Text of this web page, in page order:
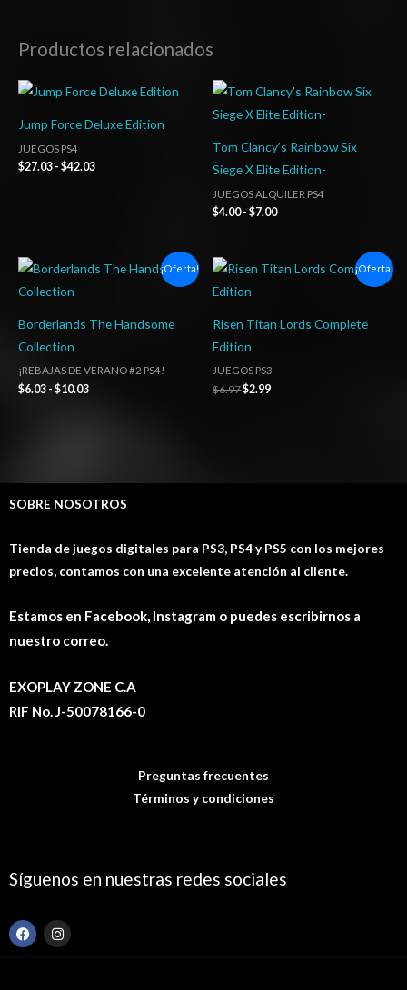
Productos relacionados
Jump Force Deluxe Edition
JUEGOS PS4
$27.03 - $42.03
Rango
de
desde
$42.03
Tom Clancy’s Rainbow Six
Siege X Elite Edition-
JUEGOS ALQUILER PS4
$4.00 - $7.00
Rango
de
precios:
$4.00
$7.00
¡Oferta!
Borderlands The Handsome
Collection
¡REBAJAS DE VERANO #2 PS4!
$6.03 - $10.03
Rango
de
$6.03
¡Oferta!
Risen Titan Lords Complete
Edition
JUEGOS PS3
$6.97
precio
original
$6.97.
$2.99
El
precio
$2.99.
SOBRE NOSOTROS
Tienda de juegos digitales para PS3, PS4 y PS5 con los mejores
precios, contamos con una excelente atención al cliente.
Estamos en Facebook, Instagram o puedes escribirnos a
nuestro correo.
EXOPLAY ZONE C.A
RIF No. J-50078166-0
Preguntas frecuentes
Términos y condiciones
Síguenos en nuestras redes sociales
F
a
I
n